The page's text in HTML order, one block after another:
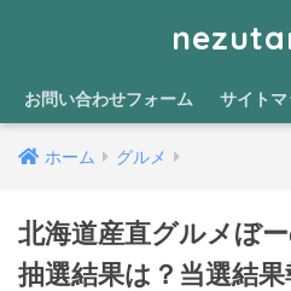
お問い合わせフォーム サイトマ
ホーム グルメ
北海道産直グルメぼ
抽選結果は？当選結果